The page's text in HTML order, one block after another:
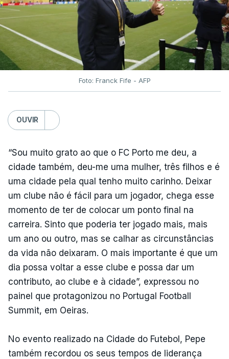
Foto: Franck Fife - AFP
OUVIR
“Sou muito grato ao que o FC Porto me deu, a
cidade também, deu-me uma mulher, três filhos e é
uma cidade pela qual tenho muito carinho. Deixar
um clube não é fácil para um jogador, chega esse
momento de ter de colocar um ponto final na
carreira. Sinto que poderia ter jogado mais, mais
um ano ou outro, mas se calhar as circunstâncias
da vida não deixaram. O mais importante é que um
dia possa voltar a esse clube e possa dar um
contributo, ao clube e à cidade”, expressou no
painel que protagonizou no Portugal Football
Summit, em Oeiras.
No evento realizado na Cidade do Futebol, Pepe
também recordou os seus tempos de liderança